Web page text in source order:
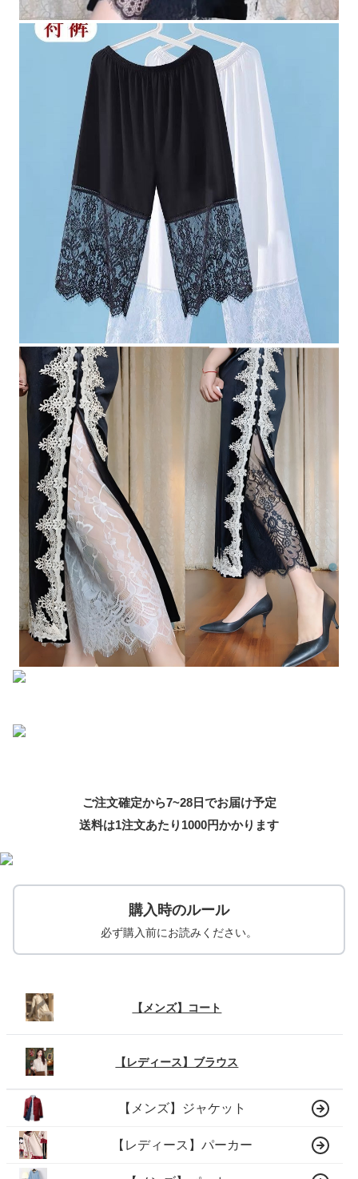
ご注文確定から7~28日でお届け予定
送料は1注文あたり 1000円かかります
購入時のルール
必ず購入前にお読みください。
【メンズ】コート
【レディース】ブラウス
【メンズ】ジャケット
【レディース】パーカー